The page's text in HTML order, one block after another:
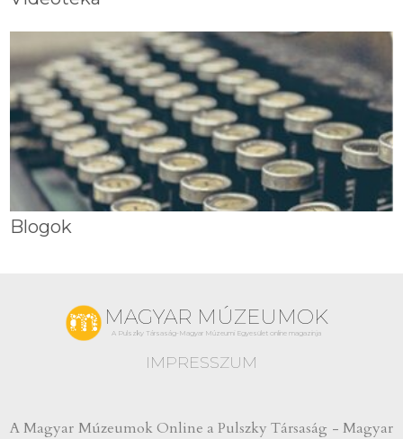
Blogok
MAGYAR MÚZEUMOK
A Pulszky Társaság-Magyar Múzeumi Egyesület online magazinja
IMPRESSZUM
A Magyar Múzeumok Online a Pulszky Társaság - Magyar